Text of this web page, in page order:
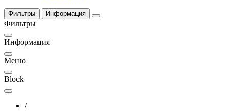
Фильтры Информация
Фильтры
Информация
Меню
Block
/